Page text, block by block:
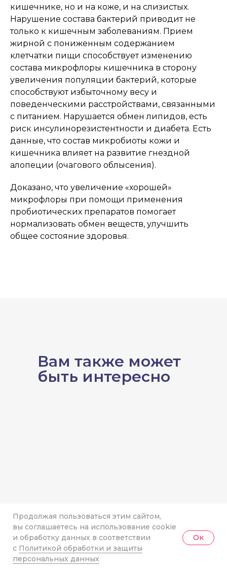
Продолжая пользоваться этим сайтом,
вы соглашаетесь на использование cookie
и обработку данных в соответствии
с Политикой обработки и защиты
персональных данных
Ок
кишечнике, но и на коже, и на слизистых.
Нарушение состава бактерий приводит не
только к кишечным заболеваниям. Прием
жирной с пониженным содержанием
клетчатки пищи способствует изменению
состава микрофлоры кишечника в сторону
увеличения популяции бактерий, которые
способствуют избыточному весу и
поведенческими расстройствами, связанными
с питанием. Нарушается обмен липидов, есть
риск инсулинорезистентности и диабета. Есть
данные, что состав микробиоты кожи и
кишечника влияет на развитие гнездной
алопеции (очагового облысения).
Доказано, что увеличение «хорошей»
микрофлоры при помощи применения
пробиотических препаратов помогает
нормализовать обмен веществ, улучшить
общее состояние здоровья.
Вам также может
быть интересно